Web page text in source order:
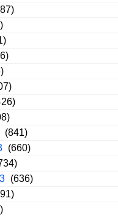
(841)
(660)
(636)